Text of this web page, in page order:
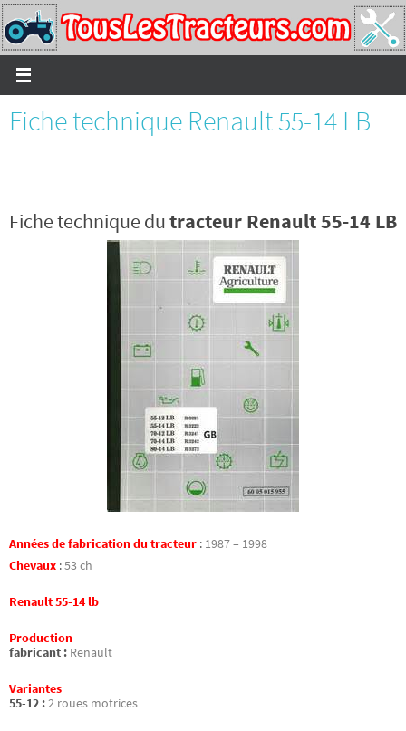
Passer
vers
le
contenu
Fiche technique Renault 55-14 LB
Fiche technique dutracteur Renault 55-14 LB
Années de fabrication du tracteur : 1987 – 1998
Chevaux :53 ch
Renault 55-14 lb
Production
fabricant : Renault
Variantes
55-12 :2 roues motrices